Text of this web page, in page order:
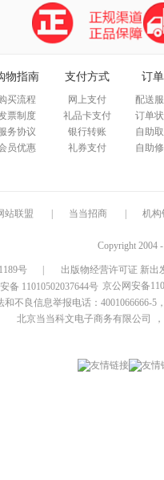
物指南
买流程
票制度
务协议
员优惠
支付方式
网上支付
礼品卡支付
银行转账
礼券支付
订
配送
订单
自助
自助
站联盟 当当招商 机构
Copyright 2004
号
出版物经营许可证 新出
京公网安备
和不良信息举报电话：4001066666-5
北京当当科文电子商务有限公司